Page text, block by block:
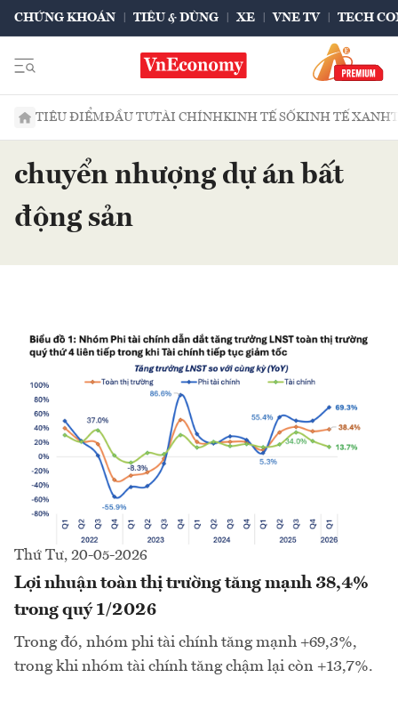
CHỨNG KHOÁN TIÊU & DÙNG XE VNE TV TECH
TIÊU ĐIỂMĐẦU TƯTÀI CHÍNHKINH TẾ SỐKINH TẾ XANH
chuyển nhượng dự án bất
động sản
Thứ Tư, 20-05-2026
Lợi nhuận toàn thị trường tăng mạnh 38,4%
trong quý 1/2026
Trong đó, nhóm phi tài chính tăng mạnh +69,3%,
trong khi nhóm tài chính tăng chậm lại còn +13,7%.